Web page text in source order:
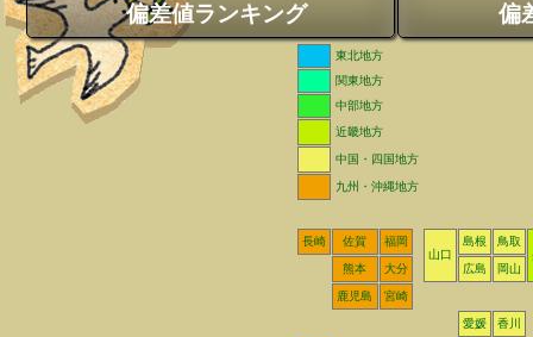
偏差値ランキング
偏
東北地方
関東地方
中部地方
近畿地方
中国・四国地方
九州・沖縄地方
長崎 佐賀
福岡
山口
島根
鳥取
熊本
大分 広島 岡山
鹿児島 宮崎
愛媛 香川